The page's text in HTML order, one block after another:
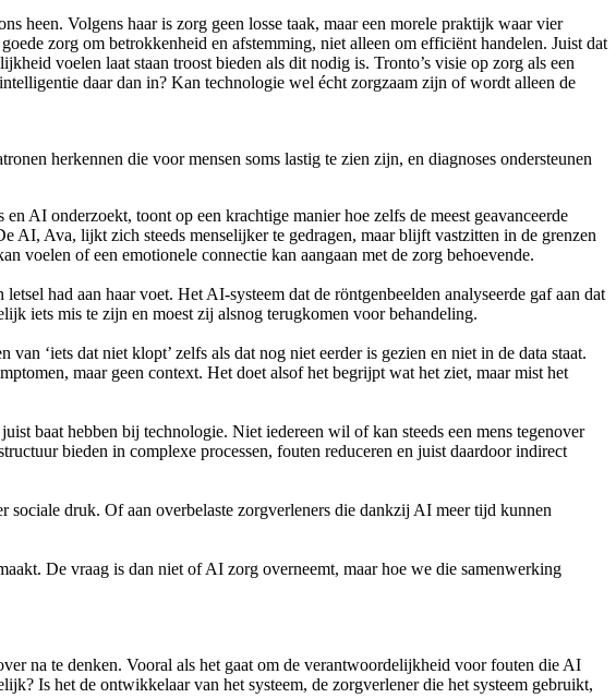
heen. Volgens haar is zorg geen losse taak, maar een morele praktijk waar vier
zorg om betrokkenheid en afstemming, niet alleen om efficiënt handelen. Juist dat
voelen laat staan troost bieden als dit nodig is. Tronto’s visie op zorg als een
daar dan in? Kan technologie wel écht zorgzaam zijn of wordt alleen de
herkennen die voor mensen soms lastig te zien zijn, en diagnoses ondersteunen
AI onderzoekt, toont op een krachtige manier hoe zelfs de meest geavanceerde
AI, Ava, lijkt zich steeds menselijker te gedragen, maar blijft vastzitten in de grenzen
voelen of een emotionele connectie kan aangaan met de zorg behoevende.
had aan haar voet. Het AI-systeem dat de röntgenbeelden analyseerde gaf aan dat
iets mis te zijn en moest zij alsnog terugkomen voor behandeling.
‘iets dat niet klopt’ zelfs als dat nog niet eerder is gezien en niet in de data staat.
maar geen context. Het doet alsof het begrijpt wat het ziet, maar mist het
baat hebben bij technologie. Niet iedereen wil of kan steeds een mens tegenover
bieden in complexe processen, fouten reduceren en juist daardoor indirect
druk. Of aan overbelaste zorgverleners die dankzij AI meer tijd kunnen
De vraag is dan niet of AI zorg overneemt, maar hoe we die samenwerking
na te denken. Vooral als het gaat om de verantwoordelijkheid voor fouten die AI
Is het de ontwikkelaar van het systeem, de zorgverlener die het systeem gebruikt,